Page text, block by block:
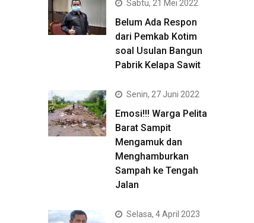
Sabtu, 21 Mei 2022
Belum Ada Respon
dari Pemkab Kotim
soal Usulan Bangun
Pabrik Kelapa Sawit
Senin, 27 Juni 2022
Emosi!!! Warga Pelita
Barat Sampit
Mengamuk dan
Menghamburkan
Sampah ke Tengah
Jalan
Selasa, 4 April 2023